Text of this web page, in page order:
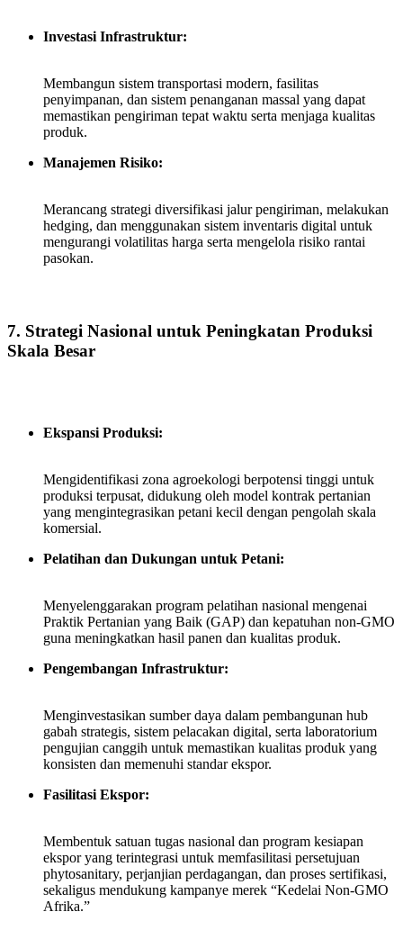
Investasi Infrastruktur:
Membangun sistem transportasi modern, fasilitas
penyimpanan, dan sistem penanganan massal yang dapat
memastikan pengiriman tepat waktu serta menjaga kualitas
produk.
Manajemen Risiko:
Merancang strategi diversifikasi jalur pengiriman, melakukan
hedging, dan menggunakan sistem inventaris digital untuk
mengurangi volatilitas harga serta mengelola risiko rantai
pasokan.
7. Strategi Nasional untuk Peningkatan Produksi
Skala Besar
Ekspansi Produksi:
Mengidentifikasi zona agroekologi berpotensi tinggi untuk
produksi terpusat, didukung oleh model kontrak pertanian
yang mengintegrasikan petani kecil dengan pengolah skala
komersial.
Pelatihan dan Dukungan untuk Petani:
Menyelenggarakan program pelatihan nasional mengenai
Praktik Pertanian yang Baik (GAP) dan kepatuhan non‑GMO
guna meningkatkan hasil panen dan kualitas produk.
Pengembangan Infrastruktur:
Menginvestasikan sumber daya dalam pembangunan hub
gabah strategis, sistem pelacakan digital, serta laboratorium
pengujian canggih untuk memastikan kualitas produk yang
konsisten dan memenuhi standar ekspor.
Fasilitasi Ekspor:
Membentuk satuan tugas nasional dan program kesiapan
ekspor yang terintegrasi untuk memfasilitasi persetujuan
phytosanitary, perjanjian perdagangan, dan proses sertifikasi,
sekaligus mendukung kampanye merek “Kedelai Non‑GMO
Afrika.”